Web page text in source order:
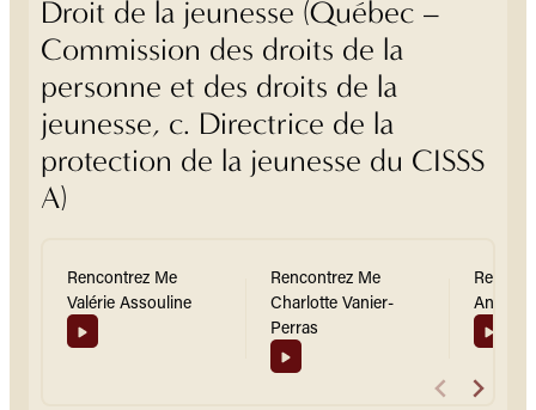
Droit de la jeunesse (Québec –
Commission des droits de la
personne et des droits de la
jeunesse, c. Directrice de la
protection de la jeunesse du CISSS
A)
Rencontrez Me
Valérie Assouline
Rencontrez Me
Charlotte Vanier-
Perras
Anne-